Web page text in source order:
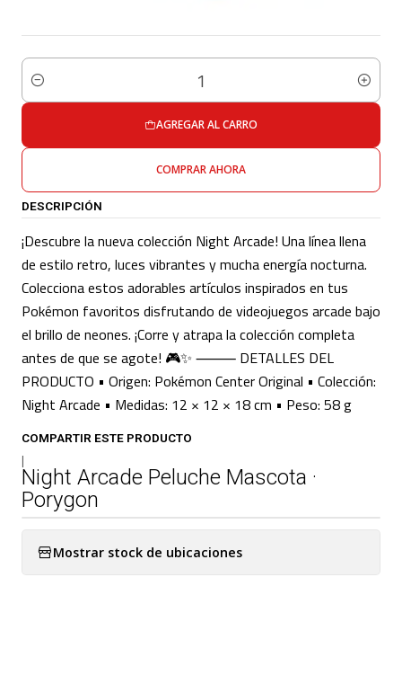
Cantidad
AGREGAR AL CARRO
COMPRAR AHORA
DESCRIPCIÓN
¡Descubre la nueva colección Night Arcade! Una línea llena
de estilo retro, luces vibrantes y mucha energía nocturna.
Colecciona estos adorables artículos inspirados en tus
Pokémon favoritos disfrutando de videojuegos arcade bajo
el brillo de neones. ¡Corre y atrapa la colección completa
antes de que se agote! 🎮✨ ⸻ DETALLES DEL
PRODUCTO • Origen: Pokémon Center Original • Colección:
Night Arcade • Medidas: 12 × 12 × 18 cm • Peso: 58 g
COMPARTIR ESTE PRODUCTO
|
Night Arcade Peluche Mascota ·
Porygon
Mostrar stock de ubicaciones